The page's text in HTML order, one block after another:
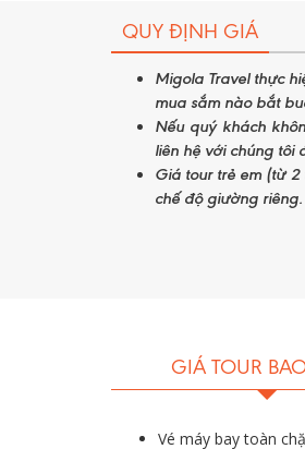
QUY ĐỊNH GIÁ
Migola Travel thực
mua sắm nào bắt
Nếu quý khách
liên hệ với chúng tôi
Giá tour trẻ em (từ
chế độ giường riêng.
GIÁ TOUR
Vé máy bay toàn